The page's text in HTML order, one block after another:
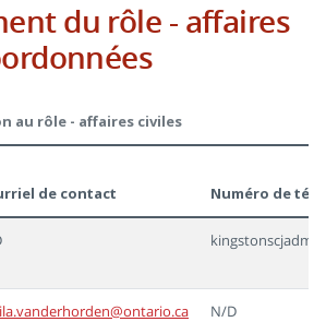
du rôle - affaires
au rôle - affaires civiles
de contact Numéro de
N/D